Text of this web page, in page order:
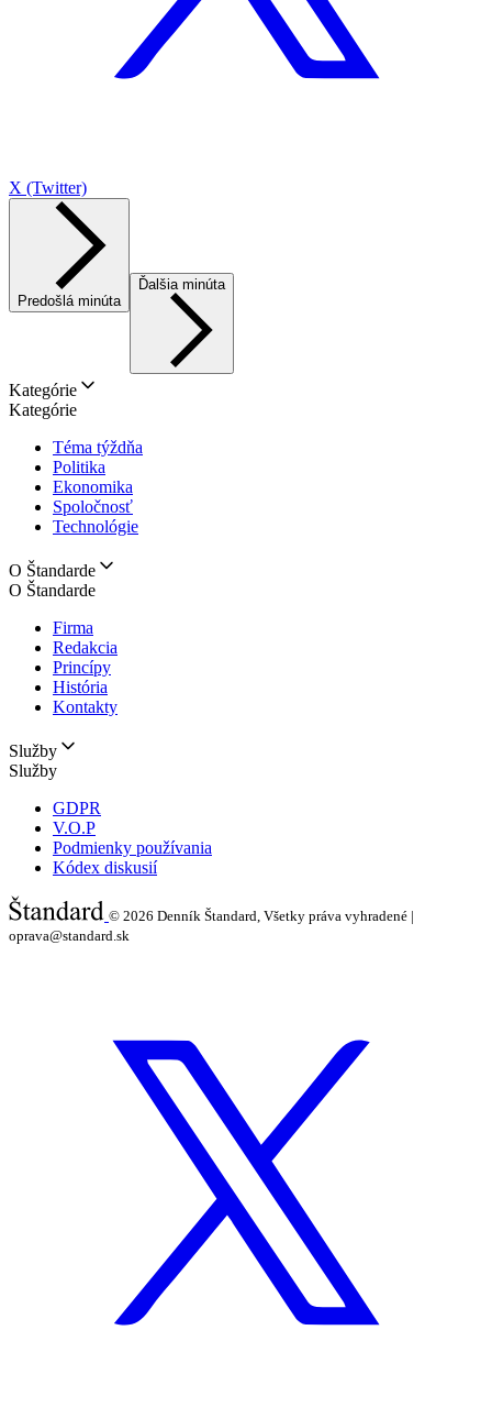
X (Twitter)
Predošlá minúta
Ďalšia minúta
Kategórie
Kategórie
Téma týždňa
Politika
Ekonomika
Spoločnosť
Technológie
O Štandarde
O Štandarde
Firma
Redakcia
Princípy
História
Kontakty
Služby
Služby
GDPR
V.O.P
Podmienky používania
Kódex diskusií
© 2026 Denník Štandard, Všetky práva vyhradené |
oprava@standard.sk